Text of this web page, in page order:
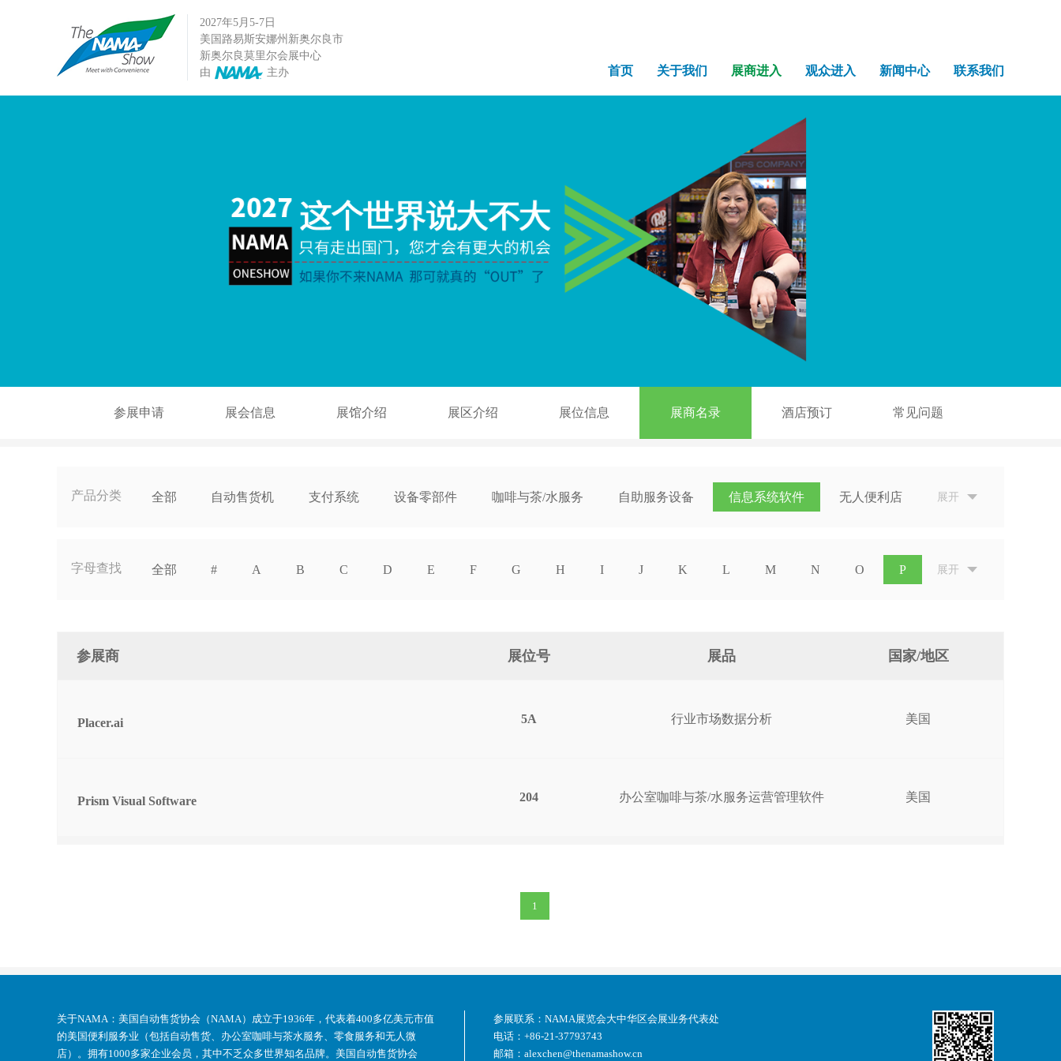
2027年5月5-7日
美国路易斯安娜州新奥尔良市
新奥尔良莫里尔会展中心
由
主办 首页 关于我们 展商进入 观众进入 新闻中心 联系我们
参展申请 展会信息 展馆介绍 展区介绍 展位信息 展商名录 酒店预订 常见问题
产品分类 全部 自动售货机 支付系统 设备零部件 咖啡与茶/水服务 自助服务设备 信息系统软件 无人便利店 展开
字母查找 全部 # A B C D E F G H I J K L M N O P 展开
参展商 展位号 展品 国家/地区
Placer.ai 5A 行业市场数据分析 美国
Prism Visual Software 204 办公室咖啡与茶/水服务运营管理软件 美国
1
关于NAMA： 美国自动售货协会（NAMA）成立于1936年，代表着400多亿美元市值
的美国便利服务业（包括自动售货、办公室咖啡与茶水服务、零食服务和无人微
店）。拥有1000多家企业会员，其中不乏众多世界知名品牌。美国自动售货协会
参展联系： NAMA展览会大中华区会展业务代表处
电话： +86-21-37793743
邮箱： alexchen@thenamashow.cn